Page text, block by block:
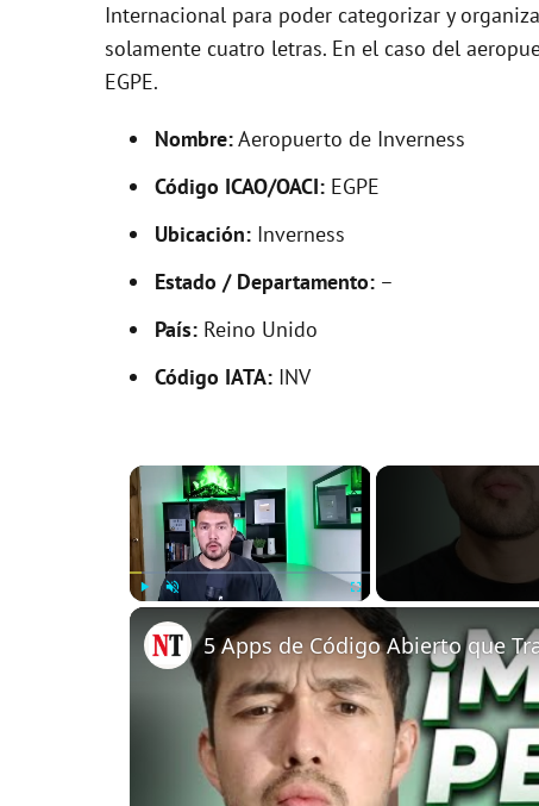
Internacional para poder categorizar y
solamente cuatro letras. En el caso del
EGPE.
Nombre:Aeropuerto de Inverness
Código ICAO/OACI: EGPE
Ubicación: Inverness
Estado / Departamento: –
País: Reino Unido
Código IATA: INV
×
Fullscreen